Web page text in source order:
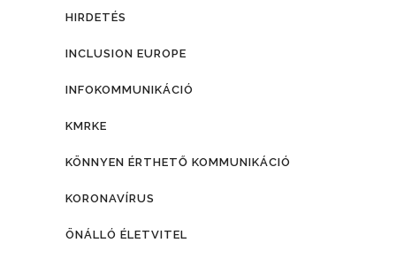
HIRDETÉS
INCLUSION EUROPE
INFOKOMMUNIKÁCIÓ
KMRKE
KÖNNYEN ÉRTHETŐ KOMMUNIKÁCIÓ
KORONAVÍRUS
ÖNÁLLÓ ÉLETVITEL